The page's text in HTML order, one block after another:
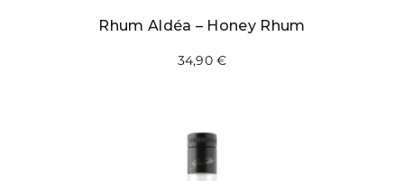
Rhum Aldéa – Honey Rhum
34,90€